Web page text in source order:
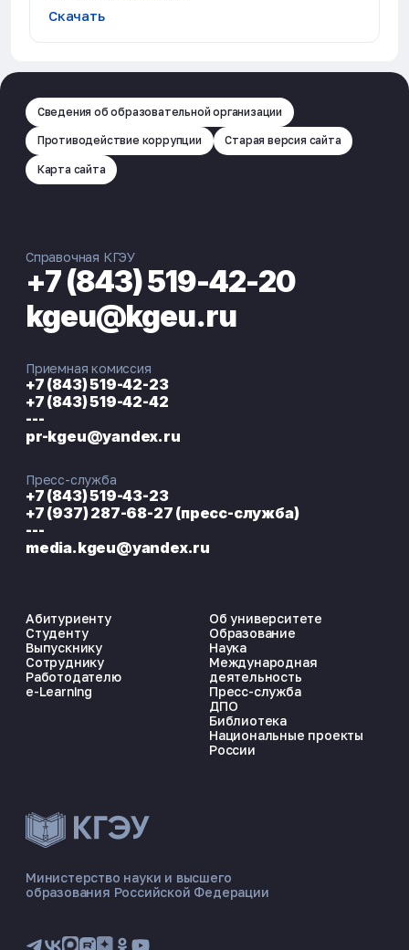
ЭНЕРГОКОД — ПОМОЩНИК КГЭУ
📋 Приёмная комиссия
🏠 Общежитие
Скачать
Сведения об образовательной организации
Противодействие коррупции Старая версия сайта
Карта сайта
Министерство науки и высшего
образования Российской Федерации
Абитуриенту
Студенту
Выпускнику
Сотруднику
Работодателю
e-Learning
Об университете
Образование
Наука
Международная
деятельность
Пресс-служба
ДПО
Библиотека
Национальные проекты
России
Справочная КГЭУ
+7 (843) 519-42-20
kgeu@kgeu.ru
Приемная комиссия
+7 (843) 519-42-23
+7 (843) 519-42-42
---
pr-kgeu@yandex.ru
Пресс-служба
+7 (843) 519-43-23
+7 (937) 287-68-27 (пресс-служба)
---
media.kgeu@yandex.ru